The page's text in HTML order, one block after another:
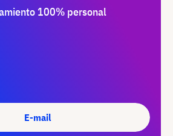
100% personal
E-mail